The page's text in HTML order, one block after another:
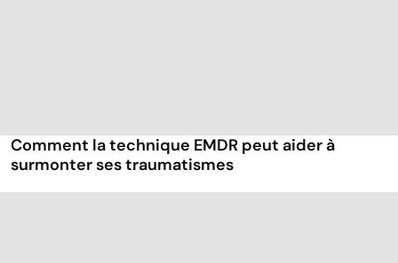
Comment la technique EMDR peut aider à
surmonter ses traumatismes